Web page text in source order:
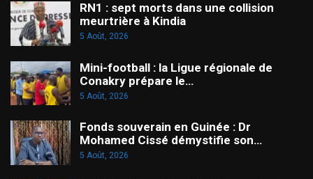
RN1 : sept morts dans une collision
meurtrière à Kindia
5 Août, 2026
Mini-football : la Ligue régionale de
Conakry prépare le…
5 Août, 2026
Fonds souverain en Guinée : Dr
Mohamed Cissé démystifie son…
5 Août, 2026